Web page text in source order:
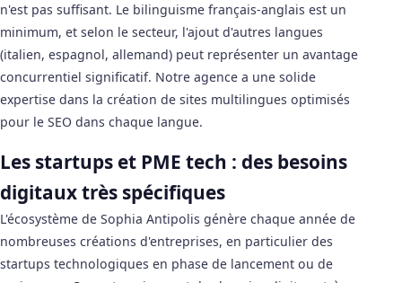
n'est pas suffisant. Le bilinguisme français-anglais est un
minimum, et selon le secteur, l'ajout d'autres langues
(italien, espagnol, allemand) peut représenter un avantage
concurrentiel significatif. Notre agence a une solide
expertise dans la création de sites multilingues optimisés
pour le SEO dans chaque langue.
Les startups et PME tech : des besoins
digitaux très spécifiques
L'écosystème de Sophia Antipolis génère chaque année de
nombreuses créations d'entreprises, en particulier des
startups technologiques en phase de lancement ou de